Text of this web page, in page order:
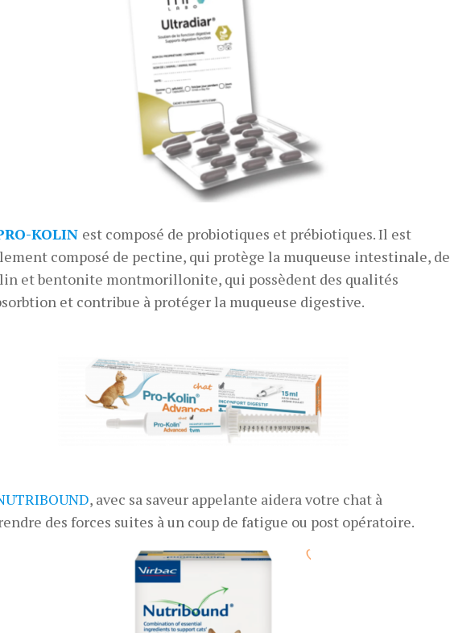
KOLIN est composé de probiotiques et prébiotiques. Il est
composé de pectine, qui protège la muqueuse intestinale, de
et bentonite montmorillonite, qui possèdent des qualités
et contribue à protéger la muqueuse digestive.
, avec sa saveur appelante aidera votre chat à
des forces suites à un coup de fatigue ou post opératoire.